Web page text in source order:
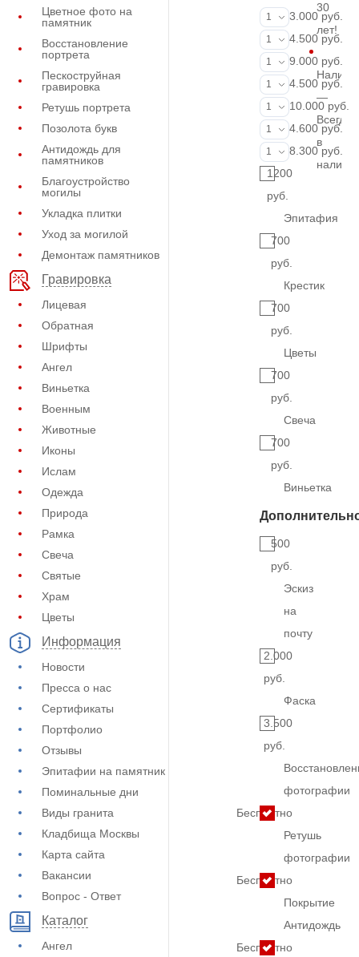
Цветное фото на
памятник
Восстановление
портрета
Пескоструйная
гравировка
Ретушь портрета
Позолота букв
Антидождь для
памятников
Благоустройство
могилы
Укладка плитки
Уход за могилой
Демонтаж памятников
Гравировка
Лицевая
Обратная
Шрифты
Ангел
Виньетка
Военным
Животные
Иконы
Ислам
Одежда
Природа
Рамка
Свеча
Святые
Храм
Цветы
Информация
Новости
Пресса о нас
Сертификаты
Портфолио
Отзывы
Эпитафии на памятник
Поминальные дни
Виды гранита
Кладбища Москвы
Карта сайта
Вакансии
Вопрос - Ответ
Каталог
Ангел
ФИО и даты
1
3.000 руб.
ФИО и даты
1
4.500 руб.
ФИО и даты
1
9.000 руб.
Портрет
1
4.500 руб.
Портрет
1
10.000 руб.
Фотокерамика
1
4.600 руб.
Фото на
1
8.300 руб.
1200
руб.
Эпитафия
700
руб.
Крестик
700
руб.
Цветы
700
руб.
Свеча
700
руб.
Виньетка
500
руб.
Эскиз
на
почту
2.000
руб.
Фаска
3.500
руб.
фотографии
Бесплатно
Ретушь
фотографии
Бесплатно
Покрытие
Антидождь
Бесплатно
30
лет!
—
Всегда
в